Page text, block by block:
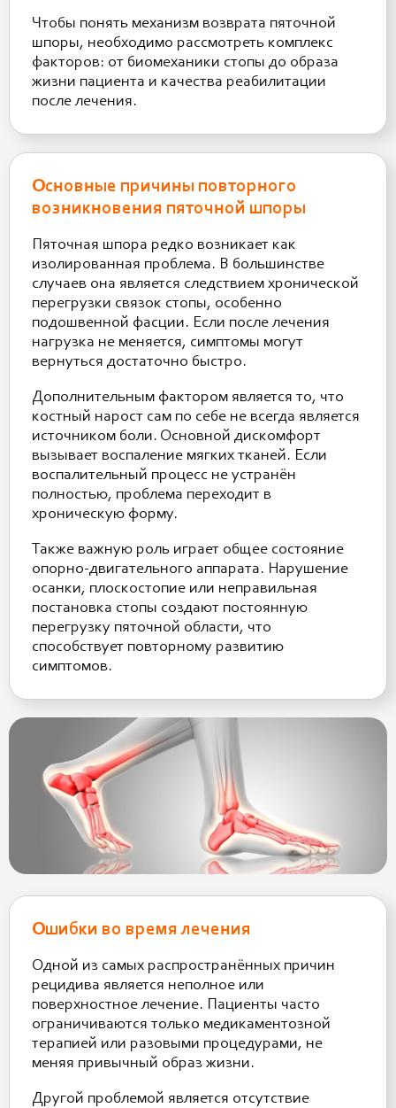
Чтобы понять механизм возврата пяточной
шпоры, необходимо рассмотреть комплекс
факторов: от биомеханики стопы до образа
жизни пациента и качества реабилитации
после лечения.
Основные причины повторного
возникновения пяточной шпоры
Пяточная шпора редко возникает как
изолированная проблема. В большинстве
случаев она является следствием хронической
перегрузки связок стопы, особенно
подошвенной фасции. Если после лечения
нагрузка не меняется, симптомы могут
вернуться достаточно быстро.
Дополнительным фактором является то, что
костный нарост сам по себе не всегда является
источником боли. Основной дискомфорт
вызывает воспаление мягких тканей. Если
воспалительный процесс не устранён
полностью, проблема переходит в
хроническую форму.
Также важную роль играет общее состояние
опорно-двигательного аппарата. Нарушение
осанки, плоскостопие или неправильная
постановка стопы создают постоянную
перегрузку пяточной области, что
способствует повторному развитию
симптомов.
Ошибки во время лечения
Одной из самых распространённых причин
рецидива является неполное или
поверхностное лечение. Пациенты часто
ограничиваются только медикаментозной
терапией или разовыми процедурами, не
меняя привычный образ жизни.
Другой проблемой является отсутствие